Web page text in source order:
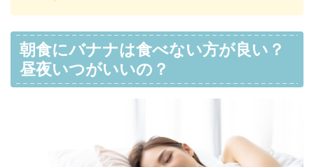
朝食にバナナは食べない方が良い？
昼夜いつがいいの？